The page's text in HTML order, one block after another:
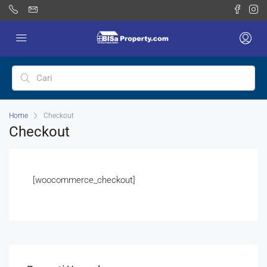
Home Checkout
Checkout
[woocommerce_checkout]